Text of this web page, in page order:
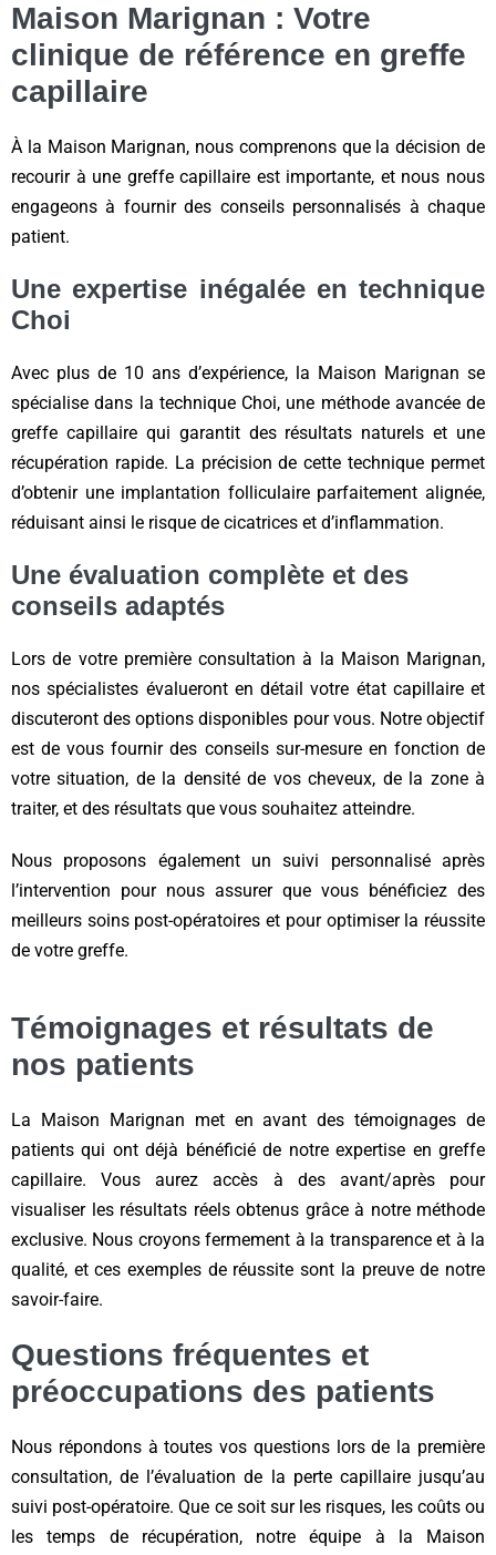
Maison Marignan : Votre
clinique de référence en greffe
capillaire
À la Maison Marignan, nous comprenons que la décision de
recourir à une greffe capillaire est importante, et nous nous
engageons à fournir des conseils personnalisés à chaque
patient.
Une expertise inégalée en technique
Choi
Avec plus de 10 ans d’expérience, la Maison Marignan se
spécialise dans la technique Choi, une méthode avancée de
greffe capillaire qui garantit des résultats naturels et une
récupération rapide. La précision de cette technique permet
d’obtenir une implantation folliculaire parfaitement alignée,
réduisant ainsi le risque de cicatrices et d’inflammation.
Une évaluation complète et des
conseils adaptés
Lors de votre première consultation à la Maison Marignan,
nos spécialistes évalueront en détail votre état capillaire et
discuteront des options disponibles pour vous. Notre objectif
est de vous fournir des conseils sur-mesure en fonction de
votre situation, de la densité de vos cheveux, de la zone à
traiter, et des résultats que vous souhaitez atteindre.
Nous proposons également un suivi personnalisé après
l’intervention pour nous assurer que vous bénéficiez des
meilleurs soins post-opératoires et pour optimiser la réussite
de votre greffe.
Témoignages et résultats de
nos patients
La Maison Marignan met en avant des témoignages de
patients qui ont déjà bénéficié de notre expertise en greffe
capillaire. Vous aurez accès à des avant/après pour
visualiser les résultats réels obtenus grâce à notre méthode
exclusive. Nous croyons fermement à la transparence et à la
qualité, et ces exemples de réussite sont la preuve de notre
savoir-faire.
Questions fréquentes et
préoccupations des patients
Nous répondons à toutes vos questions lors de la première
consultation, de l’évaluation de la perte capillaire jusqu’au
suivi post-opératoire. Que ce soit sur les risques, les coûts ou
les temps de récupération, notre équipe à la Maison